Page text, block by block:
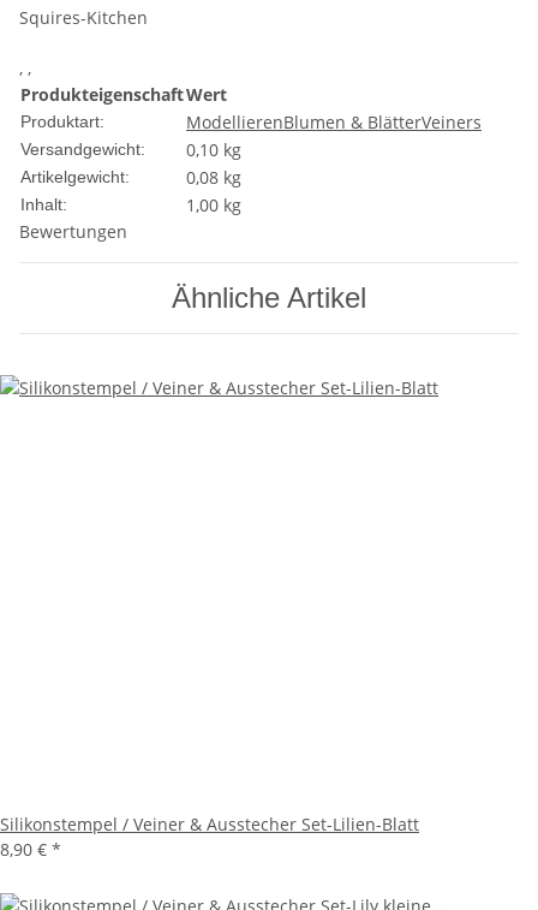
Squires-Kitchen
, ,
ProdukteigenschaftWert
Produktart: ModellierenBlumen & BlätterVeiners
Versandgewicht: 0,10 kg
Artikelgewicht: 0,08 kg
Inhalt:
1,00 kg
Bewertungen
Ähnliche Artikel
Silikonstempel / Veiner & Ausstecher Set-Lilien-Blatt
8,90 € *